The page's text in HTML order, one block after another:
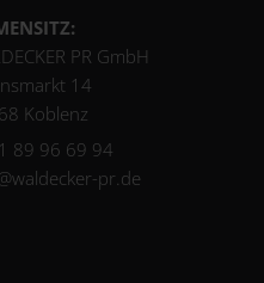
PR GmbH
14
Koblenz
89 96 69 94
pr.de